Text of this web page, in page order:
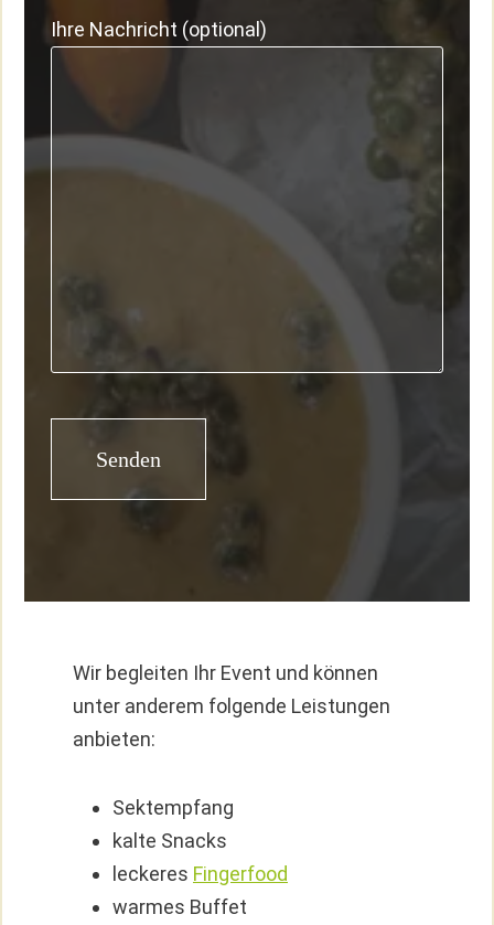
Ihre Nachricht (optional)
Wir begleiten Ihr Event und können
unter anderem folgende Leistungen
anbieten:
Sektempfang
kalte Snacks
leckeres Fingerfood
warmes Buffet